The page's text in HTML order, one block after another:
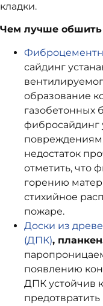
кладки.
Чем лучше обшить
сайдинг
образование
газобетонных
фибросайдинг
недостаток
отметить, что
горению
стихийное
пожаре.
Доски из
(ДПК),
появлению
ДПК устойчив